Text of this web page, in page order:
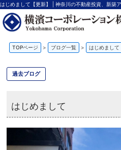
はじめまして【更新】 | 神奈川の不動産投資、新築
TOPページ > ブログ一覧 > はじめまして
過去ブログ
はじめまして